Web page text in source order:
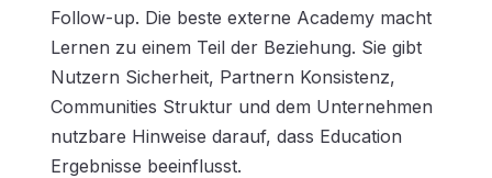
Follow-up. Die beste externe Academy macht
Lernen zu einem Teil der Beziehung. Sie gibt
Nutzern Sicherheit, Partnern Konsistenz,
Communities Struktur und dem Unternehmen
nutzbare Hinweise darauf, dass Education
Ergebnisse beeinflusst.